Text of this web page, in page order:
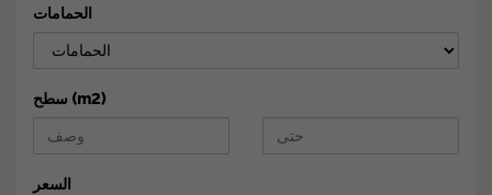
الحمامات
سطح (m2)
السعر